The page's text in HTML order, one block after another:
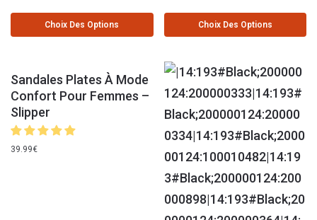
Choix Des Options Choix Des Options
Sandales Plates À Mode
Confort Pour Femmes –
Slipper
39.99€